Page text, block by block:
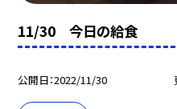
11/30 今日の給食
公開日 2022/11/30